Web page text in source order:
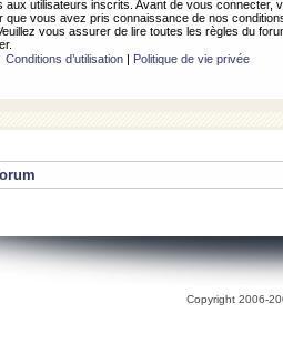
aux utilisateurs inscrits. Avant de vous connecter,
que vous avez pris connaissance de nos
vous assurer de lire toutes les règles du
Conditions d’utilisation| Politique de vie privée
Copyright 2006-